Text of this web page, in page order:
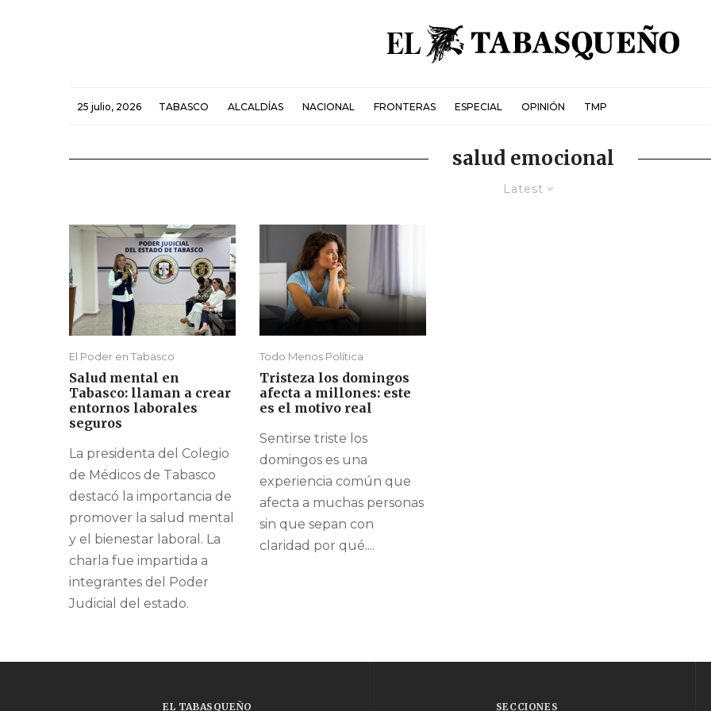
25 julio, 2026 TABASCO ALCALDÍAS NACIONAL FRONTERAS ESPECIAL OPINIÓN TMP
salud emocional
Latest
El Poder en Tabasco
Salud mental en
Tabasco: llaman a crear
entornos laborales
seguros
La presidenta del Colegio
de Médicos de Tabasco
destacó la importancia de
promover la salud mental
y el bienestar laboral. La
charla fue impartida a
integrantes del Poder
Judicial del estado.
Todo Menos Política
Tristeza los domingos
afecta a millones: este
es el motivo real
Sentirse triste los
domingos es una
experiencia común que
afecta a muchas personas
sin que sepan con
claridad por qué....
EL TABASQUEÑO SECCIONES